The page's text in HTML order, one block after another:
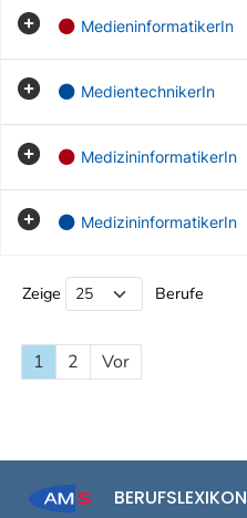
MedieninformatikerIn
MedientechnikerIn
MedizininformatikerIn
MedizininformatikerIn
Zeige Berufe
1 2 Vor
BERUFSLEXIKON